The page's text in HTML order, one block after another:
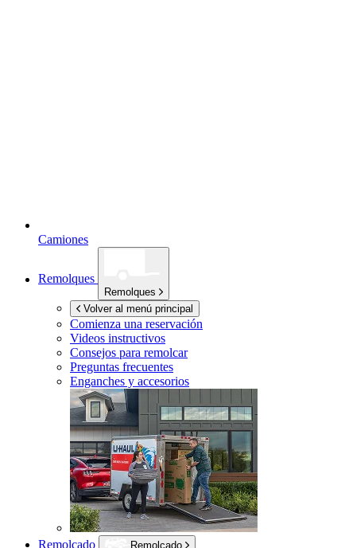
Camiones
Remolques
Remolques
Volver al menú principal
Comienza una reservación
Videos instructivos
Consejos para remolcar
Preguntas frecuentes
Enganches y accesorios
Remolcado
Remolcado